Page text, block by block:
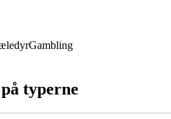
Gambling
typerne